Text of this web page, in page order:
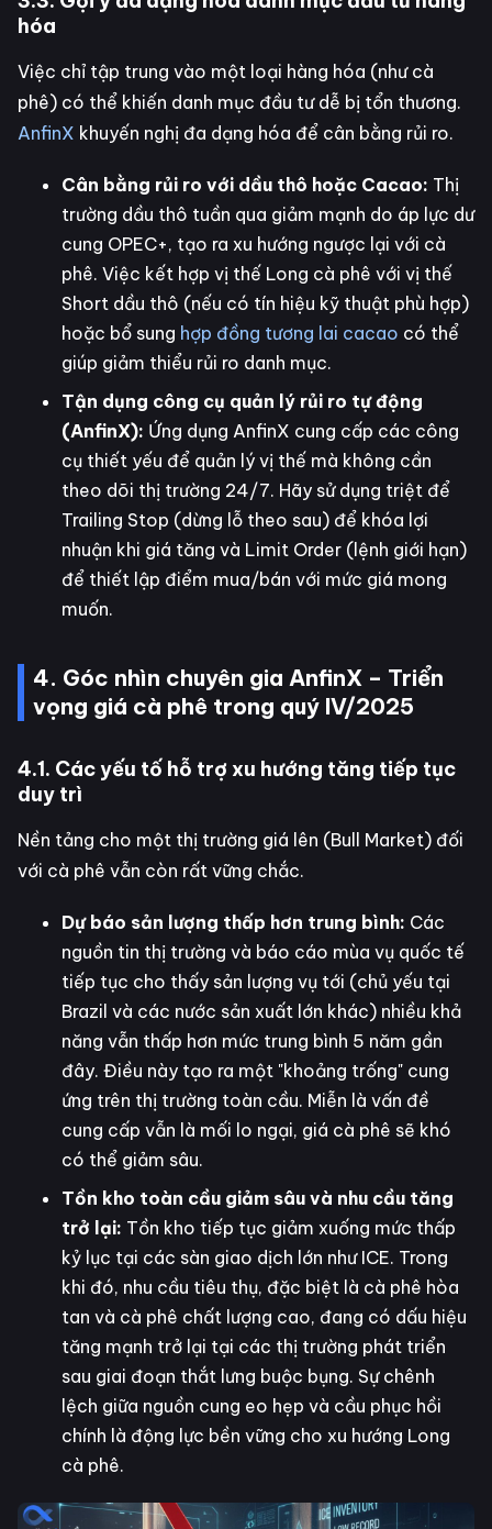
hóa
Việc chỉ tập trung vào một loại hàng hóa (như cà
phê) có thể khiến danh mục đầu tư dễ bị tổn thương.
AnfinX khuyến nghị đa dạng hóa để cân bằng rủi ro.
Cân bằng rủi ro với dầu thô hoặc Cacao: Thị
trường dầu thô tuần qua giảm mạnh do áp lực dư
cung OPEC+, tạo ra xu hướng ngược lại với cà
phê. Việc kết hợp vị thế Long cà phê với vị thế
Short dầu thô (nếu có tín hiệu kỹ thuật phù hợp)
hoặc bổ sung hợp đồng tương lai cacao có thể
giúp giảm thiểu rủi ro danh mục.
Tận dụng công cụ quản lý rủi ro tự động
(AnfinX): Ứng dụng AnfinX cung cấp các công
cụ thiết yếu để quản lý vị thế mà không cần
theo dõi thị trường 24/7. Hãy sử dụng triệt để
Trailing Stop (dừng lỗ theo sau) để khóa lợi
nhuận khi giá tăng và Limit Order (lệnh giới hạn)
để thiết lập điểm mua/bán với mức giá mong
muốn.
4. Góc nhìn chuyên gia AnfinX – Triển
vọng giá cà phê trong quý IV/2025
4.1. Các yếu tố hỗ trợ xu hướng tăng tiếp tục
duy trì
Nền tảng cho một thị trường giá lên (Bull Market) đối
với cà phê vẫn còn rất vững chắc.
Dự báo sản lượng thấp hơn trung bình: Các
nguồn tin thị trường và báo cáo mùa vụ quốc tế
tiếp tục cho thấy sản lượng vụ tới (chủ yếu tại
Brazil và các nước sản xuất lớn khác) nhiều khả
năng vẫn thấp hơn mức trung bình 5 năm gần
đây. Điều này tạo ra một "khoảng trống" cung
ứng trên thị trường toàn cầu. Miễn là vấn đề
cung cấp vẫn là mối lo ngại, giá cà phê sẽ khó
có thể giảm sâu.
Tồn kho toàn cầu giảm sâu và nhu cầu tăng
trở lại: Tồn kho tiếp tục giảm xuống mức thấp
kỷ lục tại các sàn giao dịch lớn như ICE. Trong
khi đó, nhu cầu tiêu thụ, đặc biệt là cà phê hòa
tan và cà phê chất lượng cao, đang có dấu hiệu
tăng mạnh trở lại tại các thị trường phát triển
sau giai đoạn thắt lưng buộc bụng. Sự chênh
lệch giữa nguồn cung eo hẹp và cầu phục hồi
chính là động lực bền vững cho xu hướng Long
cà phê.